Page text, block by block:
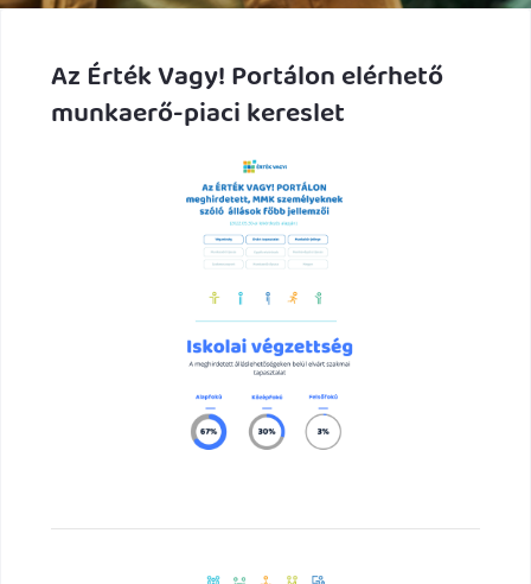
Az Érték Vagy! Portálon elérhető
munkaerő-piaci kereslet